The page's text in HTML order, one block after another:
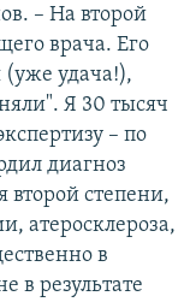
– На второй
врача. Его
(уже удача!),
Я 30 тысяч
– по
диагноз
второй степени,
атеросклероза,
в
в результате